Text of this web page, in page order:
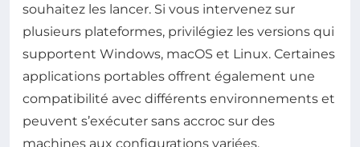
souhaitez les lancer. Si vous intervenez sur
plusieurs plateformes, privilégiez les versions qui
supportent Windows, macOS et Linux. Certaines
applications portables offrent également une
compatibilité avec différents environnements et
peuvent s’exécuter sans accroc sur des
machines aux configurations variées.